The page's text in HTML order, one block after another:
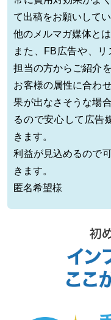
て出稿をお願いしてい
他のメルマガ媒体と
また、FB広告や、
担当の方からご紹介
お客様の属性に合わ
果が出なさそうな場
るので安心して広告
きます。
利益が見込めるので
きます。
匿名希望様